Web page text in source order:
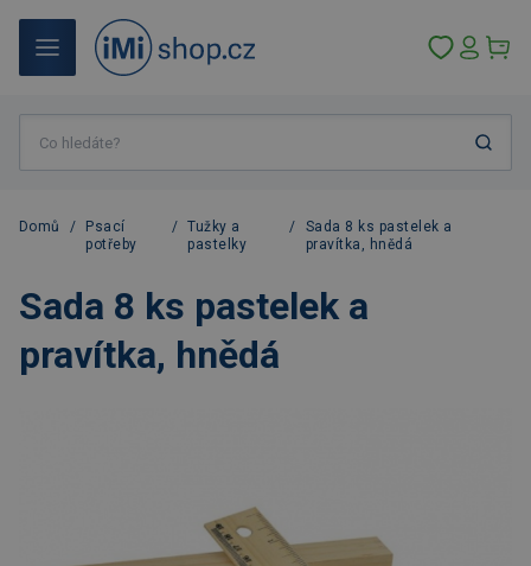
Domů /
Psací
potřeby
/ Tužky a
pastelky
/
Sada 8 ks pastelek a
pravítka, hnědá
Sada 8 ks pastelek a
pravítka, hnědá